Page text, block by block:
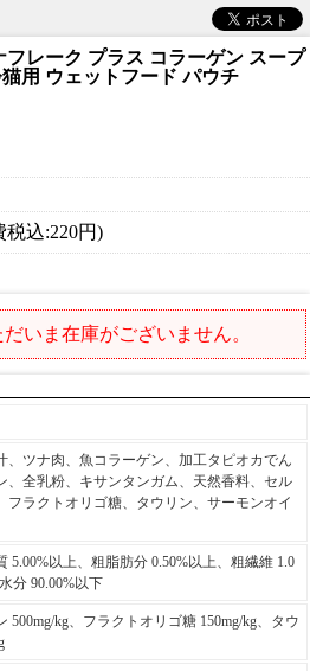
レーク プラス コラーゲン スープ
用 ウェットフード パウチ
税込:220円)
いま在庫がございません。
、ツナ肉、魚コラーゲン、加工タピオカでん
、全乳粉、キサンタンガム、天然香料、セル
フラクトオリゴ糖、タウリン、サーモンオイ
5.00%以上、粗脂肪分 0.50%以上、粗繊維 1.0
分 90.00%以下
500mg/kg、フラクトオリゴ糖 150mg/kg、タウ